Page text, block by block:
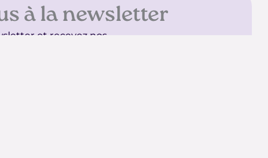
à la newsletter
et recevez nos